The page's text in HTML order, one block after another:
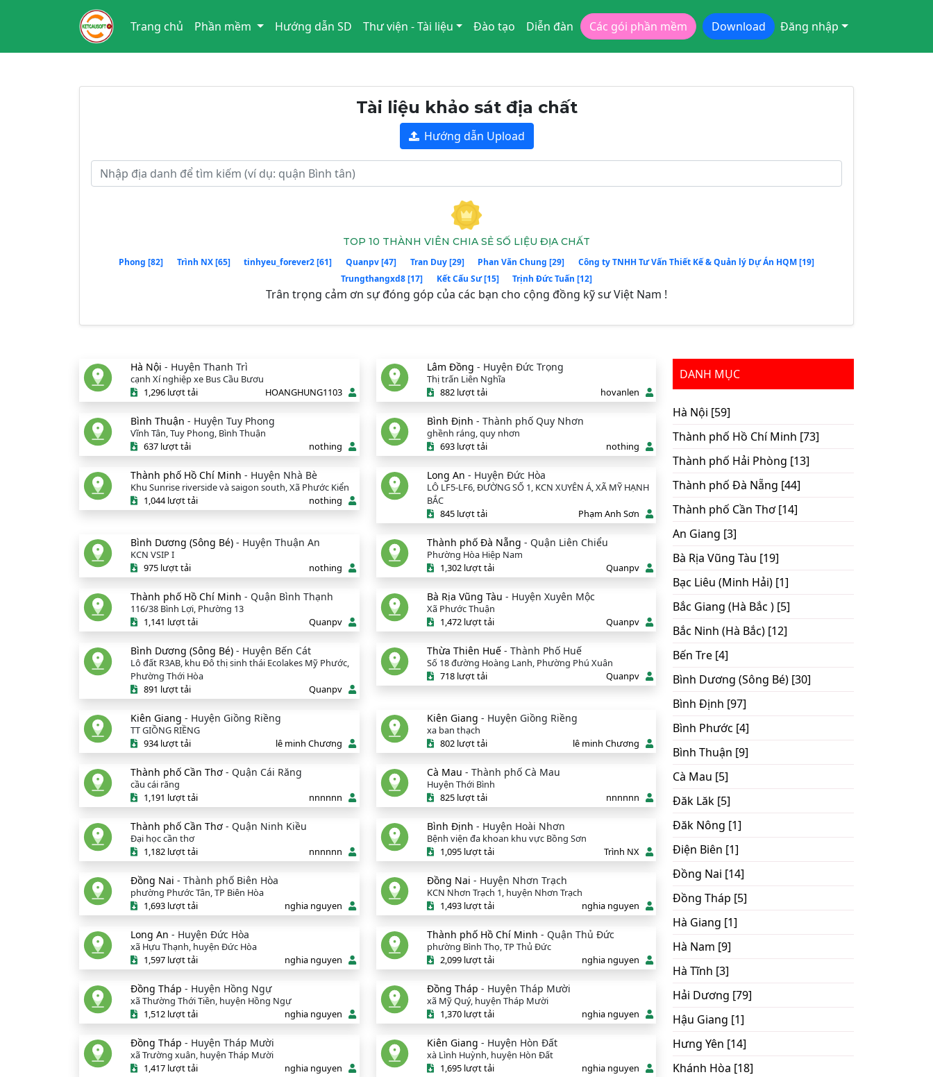
Trang chủ Phần mềm Hướng dẫn SD Thư viện - Tài liệu Đào tạo Diễn đàn Các gói phần mềm Download Đăng nhập
Tài liệu khảo sát địa chất
Hướng dẫn Upload
TOP 10 THÀNH VIÊN CHIA SẺ SỐ LIỆU ĐỊA CHẤT
Phong [82] Trình NX [65] tinhyeu_forever2 [61] Quanpv [47] Tran Duy [29] Phan Văn Chung [29]
Công ty TNHH Tư Vấn Thiết Kế & Quản lý Dự Án HQM [19]
Trungthangxd8 [17]
Kết Cấu Sư [15] Trịnh Đức Tuấn [12]
Trân trọng cảm ơn sự đóng góp của các bạn cho cộng đồng kỹ sư Việt Nam !
Hà Nội - Huyện Thanh Trì
cạnh Xí nghiệp xe Bus Cầu Bươu
1,296 lượt tải
HOANGHUNG1103
Lâm Đồng - Huyện Đức Trọng
Thị trấn Liên Nghĩa
882 lượt tải
hovanlen
Bình Thuận - Huyện Tuy Phong
Vĩnh Tân, Tuy Phong, Bình Thuận
637 lượt tải
nothing
Bình Định - Thành phố Quy Nhơn
ghềnh ráng, quy nhơn
693 lượt tải
nothing
Thành phố Hồ Chí Minh - Huyện Nhà Bè
Khu Sunrise riverside và saigon south, Xã Phước Kiển
1,044 lượt tải
nothing
Long An - Huyện Đức Hòa
LÔ LF5-LF6, ĐƯỜNG SỐ 1, KCN XUYÊN Á, XÃ MỸ HẠNH
BẮC
845 lượt tải
Phạm Anh Sơn
Bình Dương (Sông Bé)- Huyện Thuận An
KCN VSIP I
975 lượt tải
nothing
Thành phố Đà Nẵng - Quận Liên Chiểu
Phường Hòa Hiệp Nam
1,302 lượt tải
Quanpv
Thành phố Hồ Chí Minh - Quận Bình Thạnh
116/38 Bình Lợi, Phường 13
1,141 lượt tải
Quanpv
Bà Rịa Vũng Tàu - Huyện Xuyên Mộc
Xã Phước Thuận
1,472 lượt tải
Quanpv
Bình Dương (Sông Bé)- Huyện Bến Cát
Lô đất R3AB, khu Đô thị sinh thái Ecolakes Mỹ Phước,
Phường Thới Hòa
891 lượt tải
Quanpv
Thừa Thiên Huế - Thành Phố Huế
Số 18 đường Hoàng Lanh, Phường Phú Xuân
718 lượt tải
Quanpv
Kiên Giang - Huyện Giồng Riềng
TT GIỒNG RIỀNG
934 lượt tải
lê minh Chương
Kiên Giang - Huyện Giồng Riềng
xa ban thạch
802 lượt tải
lê minh Chương
Thành phố Cần Thơ- Quận Cái Răng
cầu cái răng
1,191 lượt tải
nnnnnn
Cà Mau - Thành phố Cà Mau
Huyện Thới Bình
825 lượt tải
nnnnnn
Thành phố Cần Thơ- Quận Ninh Kiều
Đại học cần thơ
1,182 lượt tải
nnnnnn
Bình Định - Huyện Hoài Nhơn
Bệnh viện đa khoan khu vực Bồng Sơn
1,095 lượt tải
Trình NX
Đồng Nai - Thành phố Biên Hòa
phường Phước Tân, TP Biên Hòa
1,693 lượt tải
nghia nguyen
Đồng Nai - Huyện Nhơn Trạch
KCN Nhơn Trạch 1, huyện Nhơn Trạch
1,493 lượt tải
nghia nguyen
Long An - Huyện Đức Hòa
xã Hựu Thạnh, huyện Đức Hòa
1,597 lượt tải
nghia nguyen
Thành phố Hồ Chí Minh - Quận Thủ Đức
phường Bình Thọ, TP Thủ Đức
2,099 lượt tải
nghia nguyen
Đồng Tháp - Huyện Hồng Ngự
xã Thường Thới Tiền, huyện Hồng Ngự
1,512 lượt tải
nghia nguyen
Đồng Tháp - Huyện Tháp Mười
xã Mỹ Quý, huyện Tháp Mười
1,370 lượt tải
nghia nguyen
Đồng Tháp - Huyện Tháp Mười
xã Trường xuân, huyện Tháp Mười
1,417 lượt tải
nghia nguyen
Kiên Giang - Huyện Hòn Đất
xà Lình Huỳnh, huyện Hòn Đất
1,695 lượt tải
nghia nguyen
DANH MỤC
Hà Nội [59]
Thành phố Hồ Chí Minh [73]
Thành phố Hải Phòng [13]
Thành phố Đà Nẵng [44]
Thành phố Cần Thơ [14]
An Giang [3]
Bà Rịa Vũng Tàu [19]
Bạc Liêu (Minh Hải) [1]
Bắc Giang (Hà Bắc ) [5]
Bắc Ninh (Hà Bắc) [12]
Bến Tre [4]
Bình Dương (Sông Bé) [30]
Bình Định [97]
Bình Phước [4]
Bình Thuận [9]
Cà Mau [5]
Đăk Lăk [5]
Đăk Nông [1]
Điện Biên [1]
Đồng Nai [14]
Đồng Tháp [5]
Hà Giang [1]
Hà Nam [9]
Hà Tĩnh [3]
Hải Dương [79]
Hậu Giang [1]
Hưng Yên [14]
Khánh Hòa [18]